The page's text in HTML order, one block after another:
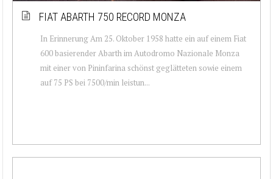
FIAT ABARTH 750 RECORD MONZA
In Erinnerung Am 25. Oktober 1958 hatte ein auf einem Fiat
600 basierender Abarth im Autodromo Nazionale Monza
mit einer von Pininfarina schönst geglätteten sowie einem
auf 75 PS bei 7500/min leistun...